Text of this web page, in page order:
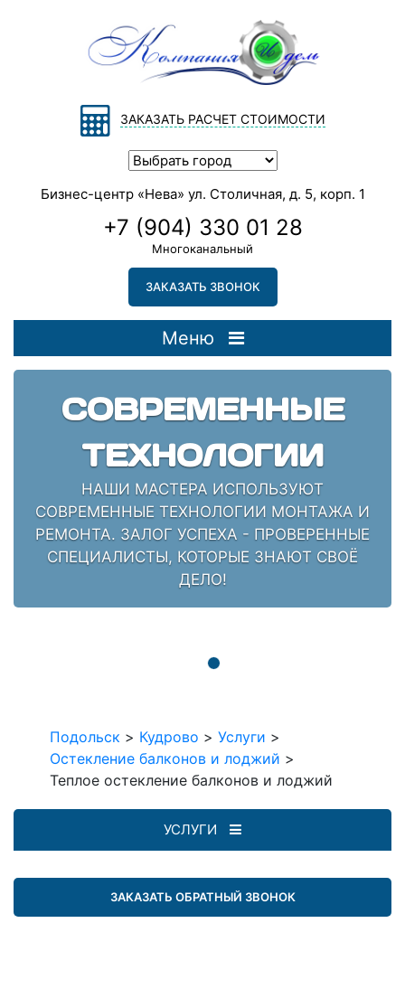
ЗАКАЗАТЬ РАСЧЕТ СТОИМОСТИ
Бизнес-центр «Нева» ул. Столичная, д. 5, корп. 1
+7 (904) 330 01 28
Многоканальный
ЗАКАЗАТЬ ЗВОНОК
Меню
СОВРЕМЕННЫЕ
ТЕХНОЛОГИИ
НАШИ МАСТЕРА ИСПОЛЬЗУЮТ
СОВРЕМЕННЫЕ ТЕХНОЛОГИИ МОНТАЖА И
РЕМОНТА. ЗАЛОГ УСПЕХА - ПРОВЕРЕННЫЕ
СПЕЦИАЛИСТЫ, КОТОРЫЕ ЗНАЮТ СВОЁ
ДЕЛО!
Подольск > Кудрово > Услуги >
Остекление балконов и лоджий >
Теплое остекление балконов и лоджий
УСЛУГИ
ЗАКАЗАТЬ ОБРАТНЫЙ ЗВОНОК